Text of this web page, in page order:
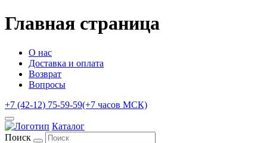
Главная страница
О нас
Доставка и оплата
Возврат
Вопросы
+7 (42-12) 75-59-59(+7 часов МСК)
Каталог
Поиск